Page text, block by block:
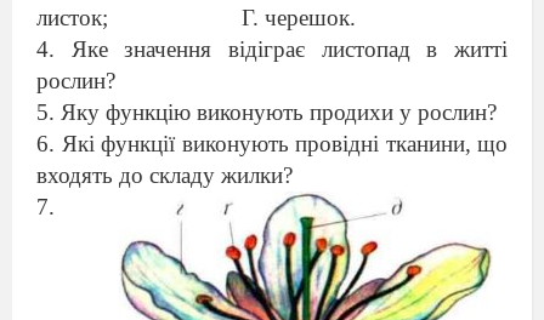
листок;
Г. черешок.
4. Яке значення відіграє листопад в житті
рослин?
5. Яку функцію виконують продихи у рослин?
6. Які функції виконують провідні тканини, що
входять до складу жилки?
7.